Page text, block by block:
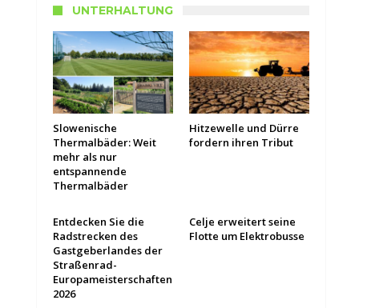
UNTERHALTUNG
Slowenische
Thermalbäder: Weit
mehr als nur
entspannende
Thermalbäder
Hitzewelle und Dürre
fordern ihren Tribut
Entdecken Sie die
Radstrecken des
Gastgeberlandes der
Straßenrad-
Europameisterschaften
2026
Celje erweitert seine
Flotte um Elektrobusse